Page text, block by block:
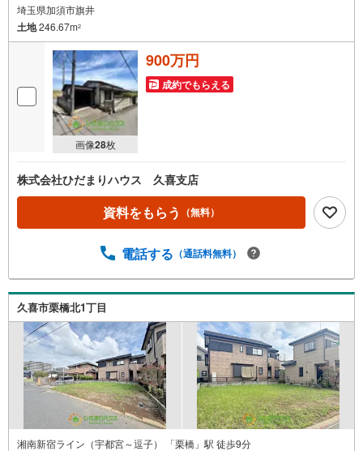
埼玉県加須市旗井
土地246.67m2
画像28枚
900万円
成約でもらえる
株式会社ひだまりハウス 久喜支店
資料をもらう （無料）
電話する （通話料無料）
久喜市栗橋北1丁目
湘南新宿ライン（宇都宮～逗子） 「栗橋」駅 徒歩9分